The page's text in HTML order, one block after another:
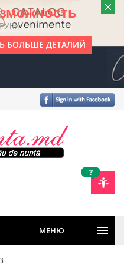
БОЛЬШЕ ДЕТАЛИЙ
?
МЕНЮ